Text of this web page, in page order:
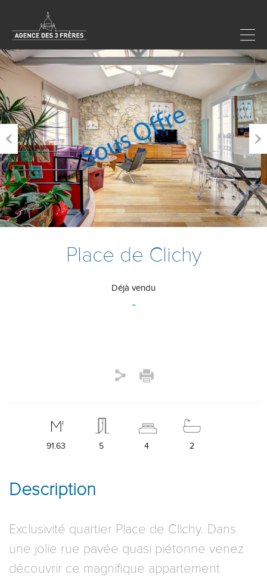
Previous Next
Place de Clichy
Déjà vendu
-
91.63 5 4 2
Description
Exclusivité quartier Place de Clichy. Dans
une jolie rue pavée quasi piétonne venez
découvrir ce magnifique appartement